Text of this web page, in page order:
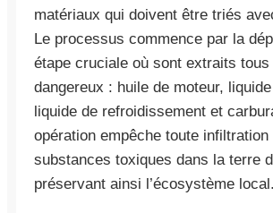
matériaux qui doivent être triés
Le processus commence par la
étape cruciale où sont extraits
dangereux : huile de moteur,
liquide de refroidissement et
opération empêche toute infiltration
substances toxiques dans la terre
préservant ainsi l’écosystème local.